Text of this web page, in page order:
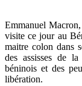
Emmanuel
visite ce jour au
maitre colon dans
des assisses de
béninois et des
libération.